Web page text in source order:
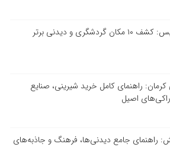
و دیدنی برتر
راهنمای کامل خرید شیرینی، صنایع
اصیل
راهنمای جامع دیدنی‌ها، فرهنگ و جاذبه‌های